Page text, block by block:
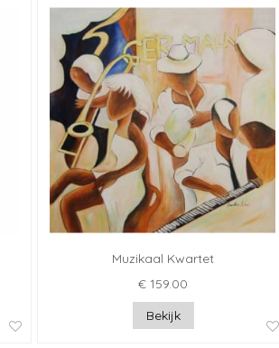
Muzikaal Kwartet
€ 159.00
Bekijk